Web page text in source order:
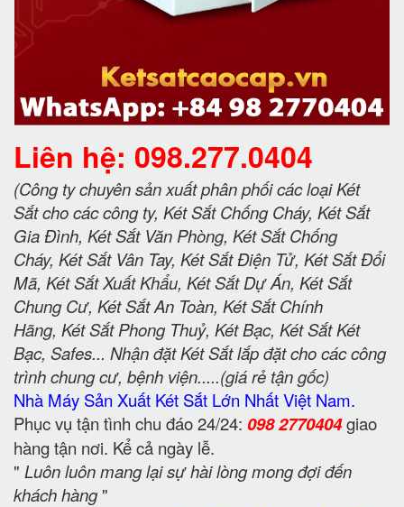
Liên hệ: 098.277.0404
(Công ty chuyên sản xuất phân phối các loại Két
Sắt cho các công ty, Két Sắt Chống Cháy, Két Sắt
Gia Đình, Két Sắt Văn Phòng, Két Sắt Chống
Cháy, Két Sắt Vân Tay, Két Sắt Điện Tử, Két Sắt Đổi
Mã, Két Sắt Xuất Khẩu, Két Sắt Dự Án, Két Sắt
Chung Cư, Két Sắt An Toàn, Két Sắt Chính
Hãng, Két Sắt Phong Thuỷ, Két Bạc, Két Sắt Két
Bạc, Safes... Nhận đặt Két Sắt lắp đặt cho các công
trình chung cư, bệnh viện.....(giá rẻ tận gốc)
Nhà Máy Sản Xuất Két Sắt Lớn Nhất Việt Nam.
Phục vụ tận tình chu đáo 24/24: 098 2770404giao
hàng tận nơi. Kể cả ngày lễ.
" Luôn luôn mang lại sự hài lòng mong đợi đến
khách hàng"